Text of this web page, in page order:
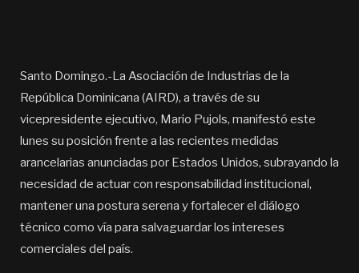
Santo Domingo.-La Asociación de Industrias de la
República Dominicana (AIRD), a través de su
vicepresidente ejecutivo, Mario Pujols, manifestó este
lunes su posición frente a las recientes medidas
arancelarias anunciadas por Estados Unidos, subrayando la
necesidad de actuar con responsabilidad institucional,
mantener una postura serena y fortalecer el diálogo
técnico como vía para salvaguardar los intereses
comerciales del país.